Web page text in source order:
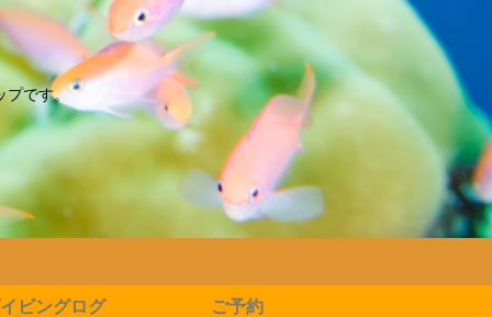
プです。
ビングログ ご予約